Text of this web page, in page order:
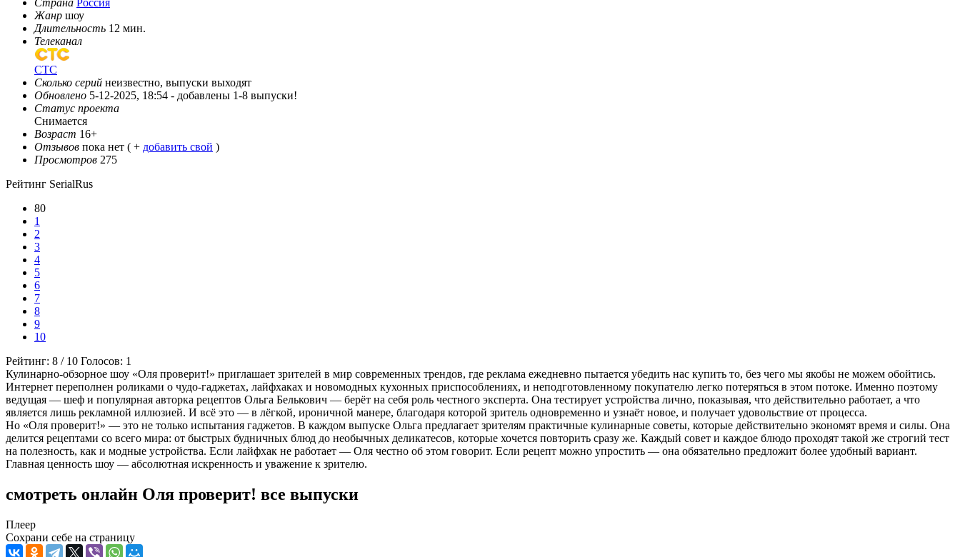
Страна Россия
Жанр шоу
Длительность 12 мин.
Телеканал
СТС
Сколько серий неизвестно, выпуски выходят
Обновлено 5-12-2025, 18:54 - добавлены 1-8 выпуски!
Статус проекта
Снимается
Возраст 16+
Отзывов пока нет ( + добавить свой )
Просмотров 275
Рейтинг SerialRus
80
1
2
3
4
5
6
7
8
9
10
Рейтинг: 8 / 10 Голосов: 1
Кулинарно-обзорное шоу «Оля проверит!» приглашает зрителей в мир современных трендов, где реклама ежедневно пытается убедить нас купить то, без чего мы якобы не можем обойтись.
Интернет переполнен роликами о чудо-гаджетах, лайфхаках и новомодных кухонных приспособлениях, и неподготовленному покупателю легко потеряться в этом потоке. Именно поэтому
ведущая — шеф и популярная авторка рецептов Ольга Белькович — берёт на себя роль честного эксперта. Она тестирует устройства лично, показывая, что действительно работает, а что
является лишь рекламной иллюзией. И всё это — в лёгкой, ироничной манере, благодаря которой зритель одновременно и узнаёт новое, и получает удовольствие от процесса.
Но «Оля проверит!» — это не только испытания гаджетов. В каждом выпуске Ольга предлагает зрителям практичные кулинарные советы, которые действительно экономят время и силы. Она
делится рецептами со всего мира: от быстрых будничных блюд до необычных деликатесов, которые хочется повторить сразу же. Каждый совет и каждое блюдо проходят такой же строгий тест
на полезность, как и модные устройства. Если лайфхак не работает — Оля честно об этом говорит. Если рецепт можно упростить — она обязательно предложит более удобный вариант.
Главная ценность шоу — абсолютная искренность и уважение к зрителю.
смотреть онлайн Оля проверит! все выпуски
Плеер
Сохрани себе на страницу